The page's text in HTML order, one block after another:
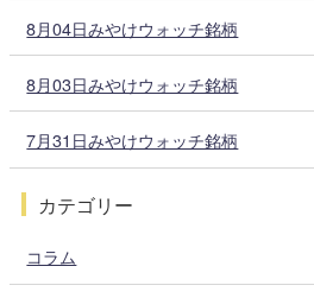
8月04日みやけウォッチ銘柄
8月03日みやけウォッチ銘柄
7月31日みやけウォッチ銘柄
カテゴリー
コラム